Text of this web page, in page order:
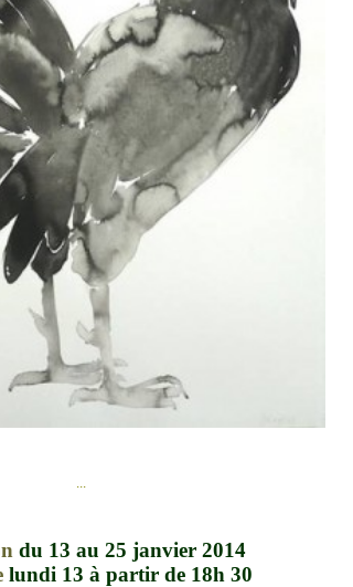
...
du 13 au 25 janvier 2014
lundi 13 à partir de 18h 30